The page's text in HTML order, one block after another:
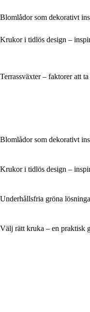
Blomlådor som dekorativt
Krukor i tidlös design –
Terrassväxter – faktorer att
Blomlådor som dekorativt
Krukor i tidlös design –
Underhållsfria gröna
Välj rätt kruka – en praktisk